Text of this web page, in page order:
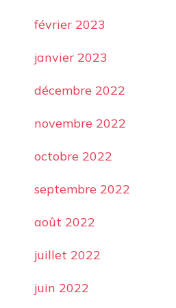
février 2023
janvier 2023
décembre 2022
novembre 2022
octobre 2022
septembre 2022
août 2022
juillet 2022
juin 2022